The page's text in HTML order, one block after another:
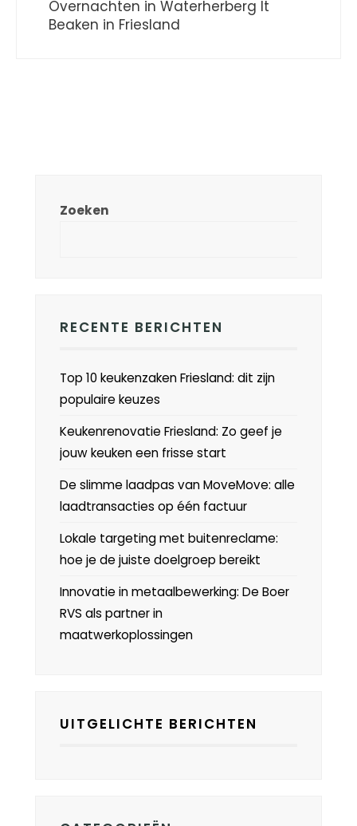
Overnachten in Waterherberg It
Beaken in Friesland
Zoeken
RECENTE BERICHTEN
Top 10 keukenzaken Friesland: dit zijn
populaire keuzes
Keukenrenovatie Friesland: Zo geef je
jouw keuken een frisse start
De slimme laadpas van MoveMove: alle
laadtransacties op één factuur
Lokale targeting met buitenreclame:
hoe je de juiste doelgroep bereikt
Innovatie in metaalbewerking: De Boer
RVS als partner in
maatwerkoplossingen
UITGELICHTE BERICHTEN